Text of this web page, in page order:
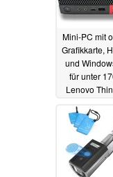
Mini-PC mit
Grafikkarte,
und
für unter
Lenovo